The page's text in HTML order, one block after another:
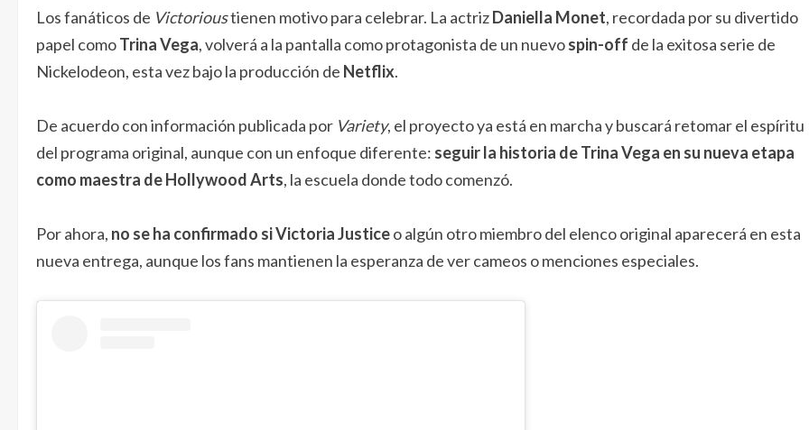
Los fanáticos de Victorioustienen motivo para celebrar. La actrizDaniella Monet, recordada por su divertido
papel comoTrina Vega, volverá a la pantalla como protagonista de un nuevospin-off de la exitosa serie de
Nickelodeon, esta vez bajo la producción de Netflix.
De acuerdo con información publicada por Variety, el proyecto ya está en marcha y buscará retomar el espíritu
del programa original, aunque con un enfoque diferente: seguir la historia de Trina Vega en su nueva etapa
como maestra de Hollywood Arts, la escuela donde todo comenzó.
Por ahora, no se ha confirmado si Victoria Justiceo algún otro miembro del elenco original aparecerá en esta
nueva entrega, aunque los fans mantienen la esperanza de ver cameos o menciones especiales.